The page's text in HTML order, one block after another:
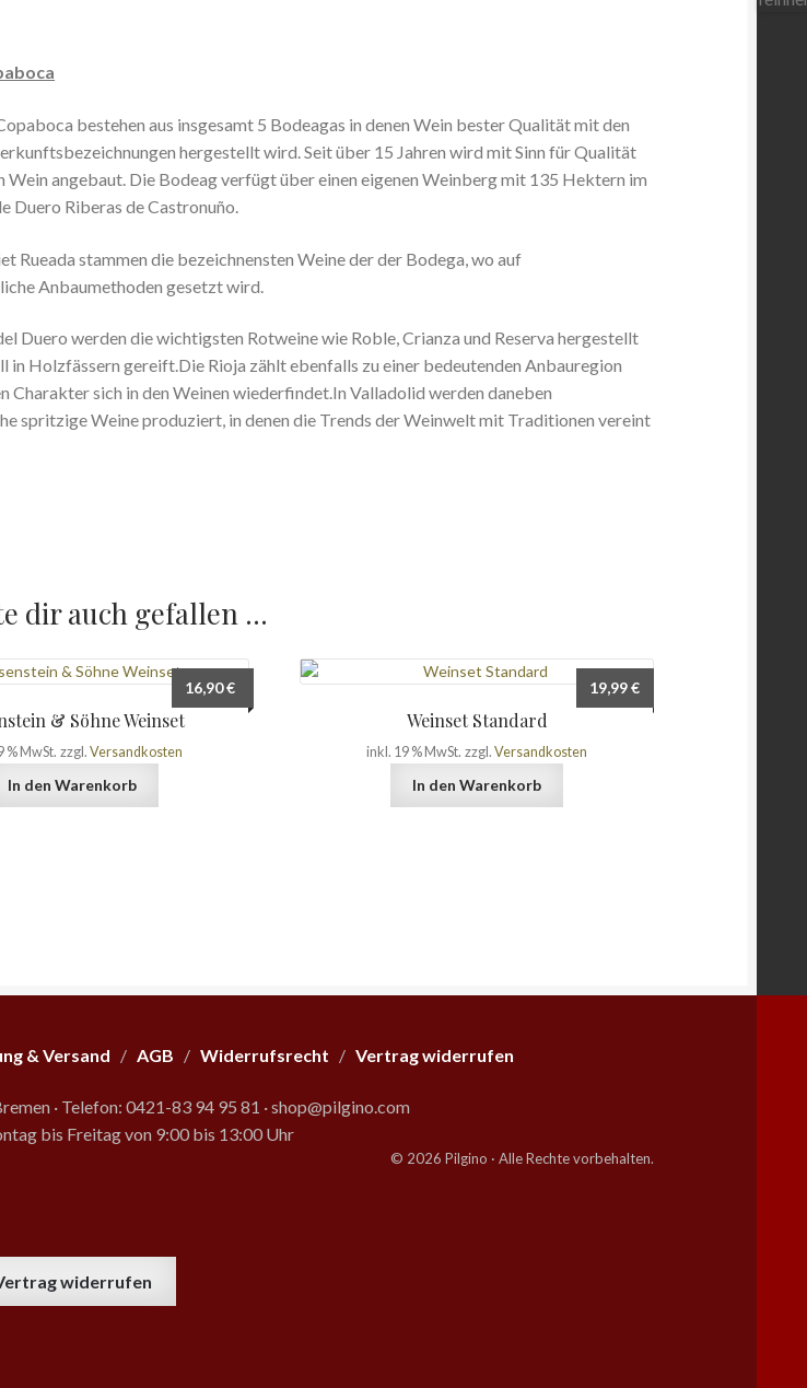
bestehen aus insgesamt 5 Bodeagas in denen Wein bester Qualität mit den
hergestellt wird. Seit über 15 Jahren wird mit Sinn für Qualität
Wein angebaut. Die Bodeag verfügt über einen eigenen Weinberg mit 135 Hektern im
Duero Riberas de Castronuño.
Rueada stammen die bezeichnensten Weine der der Bodega, wo auf
Anbaumethoden gesetzt wird.
Duero werden die wichtigsten Rotweine wie Roble, Crianza und Reserva hergestellt
in Holzfässern gereift.Die Rioja zählt ebenfalls zu einer bedeutenden Anbauregion
Charakter sich in den Weinen wiederfindet.In Valladolid werden daneben
spritzige Weine produziert, in denen die Trends der Weinwelt mit Traditionen vereint
dir auch gefallen …
& Söhne Weinset
16,90€
% MwSt. zzgl. Versandkosten
In den Warenkorb
Weinset Standard
19,99€
inkl. 19 % MwSt. zzgl.Versandkosten
In den Warenkorb
& Versand / AGB / Widerrufsrecht / Vertrag widerrufen
· Telefon: 0421-83 94 95 81 ·shop@pilgino.com
bis Freitag von 9:00 bis 13:00 Uhr
© 2026 Pilgino · Alle Rechte vorbehalten.
widerrufen